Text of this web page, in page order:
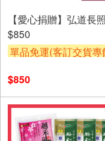
【愛心捐贈】弘道長
$850
單品免運(客訂交貨專
$850